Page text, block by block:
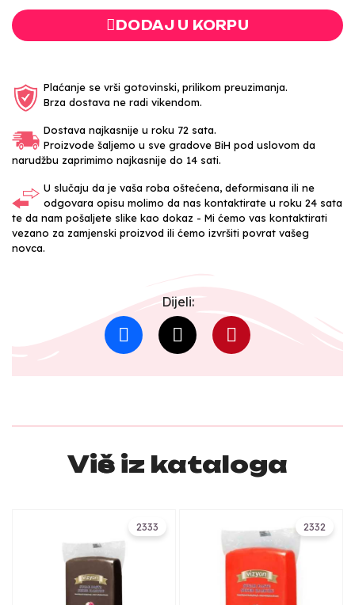
DODAJ U KORPU
Plaćanje se vrši gotovinski, prilikom preuzimanja.
Brza dostava ne radi vikendom.
Dostava najkasnije u roku 72 sata.
Proizvode šaljemo u sve gradove BiH pod uslovom da
narudžbu zaprimimo najkasnije do 14 sati.
U slučaju da je vaša roba oštećena, deformisana ili ne
odgovara opisu molimo da nas kontaktirate u roku 24 sata
te da nam pošaljete slike kao dokaz - Mi ćemo vas kontaktirati
vezano za zamjenski proizvod ili ćemo izvršiti povrat vašeg
novca.
Dijeli:
Više iz kataloga
2333 2332